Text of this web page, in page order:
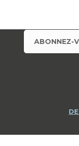
ABONNEZ-